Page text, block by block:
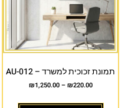
תמונת זכוכית למשרד – AU-012
₪220.00
–
₪1,250.00